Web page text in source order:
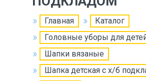
Главная
Каталог
Головные уборы для
Шапки вязаные
Шапка детская с х/б